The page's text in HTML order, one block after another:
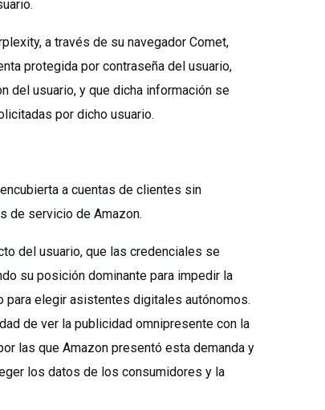
a través de su navegador Comet,
protegida por contraseña del usuario,
del usuario, y que dicha información se
por dicho usuario.
a cuentas de clientes sin
de servicio de Amazon.
del usuario, que las credenciales se
su posición dominante para impedir la
para elegir asistentes digitales autónomos.
de ver la publicidad omnipresente con la
las que Amazon presentó esta demanda y
los datos de los consumidores y la